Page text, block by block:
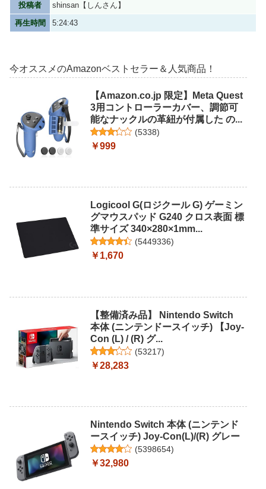
投稿者
shinsan【しんさん】
再生時間
5:24:43
今オススメのAmazonベストセラー＆人気商品！
【Amazon.co.jp 限定】Meta Quest
3用コントローラーカバー、調節可
能なナックルの革紐が付属した の...
(5338)
￥999
Logicool G(ロジクール G) ゲーミン
グマウスパッド G240 クロス表面 標
準サイズ 340×280×1mm...
(5449336)
￥1,670
【整備済み品】 Nintendo Switch
本体 (ニンテンドースイッチ) 【Joy-
Con (L) / (R) グ...
(53217)
￥28,283
Nintendo Switch 本体 (ニンテンド
ースイッチ) Joy-Con(L)/(R) グレー
(5398654)
￥32,980